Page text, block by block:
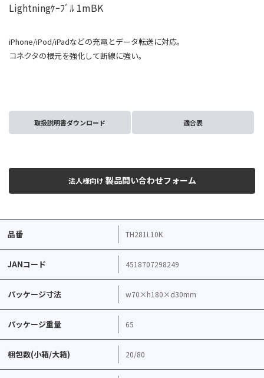
Lightningｹｰﾌﾞﾙ 1mBK
iPhone/iPod/iPadなどの充電とデータ転送に対応。
コネクタの根元を強化して断線に強い。
取扱説明書ダウンロード 適合表
法人様向け 製品問い合わせフォーム
品番 TH281L10K
JANコード 4518707298249
パッケージ寸法 w70×h180×d30mm
パッケージ重量 65
梱包数(小箱/大箱) 20/80